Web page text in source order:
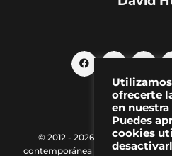
© 2012 - 2026 MAKMA | Revista
contemporánea |
Política de
ofrecerte
en nuestra
Puedes
cookies